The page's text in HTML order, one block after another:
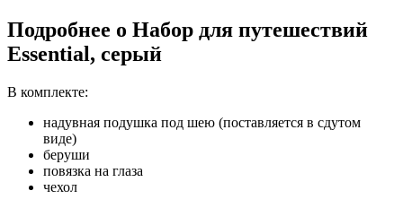
Подробнее о Набор для путешествий
Essential, серый
В комплекте:
надувная подушка под шею (поставляется в сдутом
виде)
беруши
повязка на глаза
чехол